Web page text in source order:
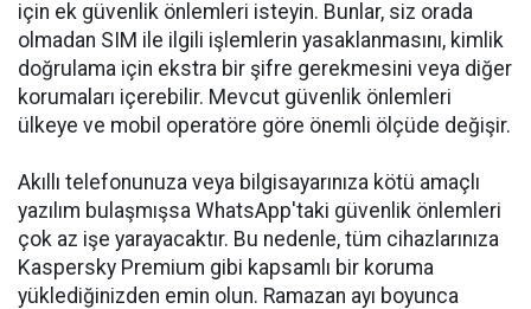
için ek güvenlik önlemleri isteyin. Bunlar, siz orada
olmadan SIM ile ilgili işlemlerin yasaklanmasını, kimlik
doğrulama için ekstra bir şifre gerekmesini veya diğer
korumaları içerebilir. Mevcut güvenlik önlemleri
ülkeye ve mobil operatöre göre önemli ölçüde değişir.
Akıllı telefonunuza veya bilgisayarınıza kötü amaçlı
yazılım bulaşmışsa WhatsApp'taki güvenlik önlemleri
çok az işe yarayacaktır. Bu nedenle, tüm cihazlarınıza
Kaspersky Premium gibi kapsamlı bir koruma
yüklediğinizden emin olun. Ramazan ayı boyunca